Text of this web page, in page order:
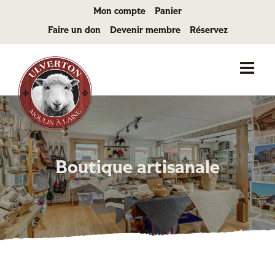
Mon compte Panier
Faire un don Devenir membre Réservez
Boutique artisanale